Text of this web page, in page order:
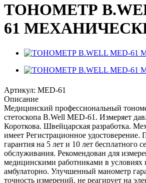
ТОНОМЕТР
61
Артикул: MED-61
Описание
Медицинский профессиональный
стетоскопа B.Well MED-61. Измеряет
Короткова. Швейцарская разработка.
имеет Регистрационное удостоверение.
гарантия на 5 лет и 10 лет бесплатного
обслуживания. Рекомендован для
медицинскими работниками в условиях
амбулаторно. Улучшенный манометр
точность измерений, не реагирует на